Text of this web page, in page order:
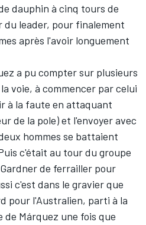
dauphin à cinq tours de
leader, pour finalement
après l'avoir longuement
a pu compter sur plusieurs
voie, à commencer par celui
à la faute en attaquant
de la pole) et l'envoyer avec
hommes se battaient
c'était au tour du groupe
de ferrailler pour
c'est dans le gravier que
pour l'Australien, parti à la
Márquez une fois que